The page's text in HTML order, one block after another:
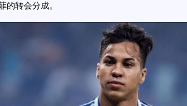
的转会分成。